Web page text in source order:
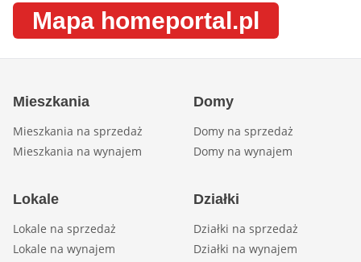
Mapa homeportal.pl
Mieszkania
Mieszkania na sprzedaż
Mieszkania na wynajem
Domy
Domy na sprzedaż
Domy na wynajem
Lokale
Lokale na sprzedaż
Lokale na wynajem
Działki
Działki na sprzedaż
Działki na wynajem